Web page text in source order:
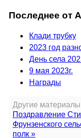
Последнее от
Клади трубку
2023 год
День села
9 мая 2023г.
Награды
Другие материалы
Поздравление
Фрунзенского
полк »